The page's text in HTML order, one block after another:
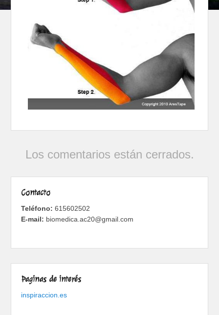
Los comentarios están cerrados.
Contacto
Teléfono: 615602502
E-mail: biomedica.ac20@gmail.com
Paginas de interés
inspiraccion.es